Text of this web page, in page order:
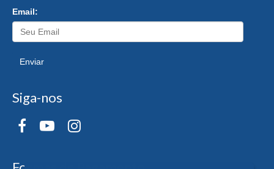
Email:
Enviar
Siga-nos